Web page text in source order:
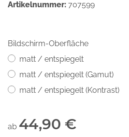
Artikelnummer: 707599
Bildschirm-Oberfläche
matt / entspiegelt
matt / entspiegelt (Gamut)
matt / entspiegelt (Kontrast)
ab 44,90 €